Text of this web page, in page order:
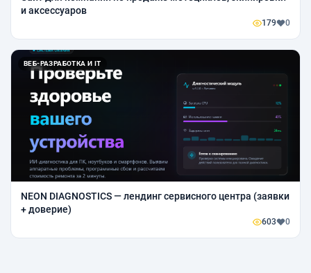
и аксессуаров
179 0
ВЕБ-РАЗРАБОТКА И IT
NEON DIAGNOSTICS — лендинг сервисного центра (заявки
+ доверие)
603 0